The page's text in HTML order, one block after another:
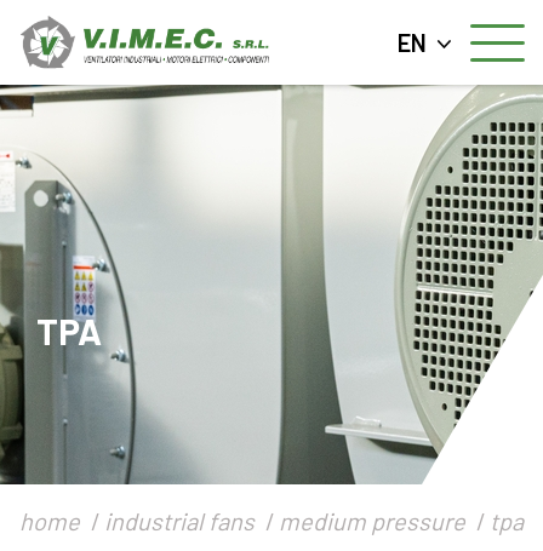
EN
TPA
home industrial fans medium pressure tpa